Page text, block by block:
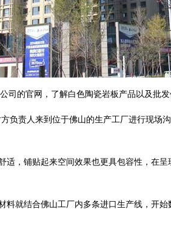
司的官网，了解白色陶瓷岩板产品以及批
负责人来到位于佛山的生产工厂进行现场
适，铺贴起来空间效果也更具包容性，在
就结合佛山工厂内多条进口生产线，开